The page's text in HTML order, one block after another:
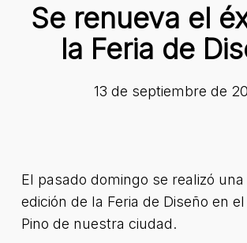
Se renueva el
la Feria de
13 de septiembre de
El pasado domingo se realizó una
edición de la Feria de Diseño en
Pino de nuestra ciudad.